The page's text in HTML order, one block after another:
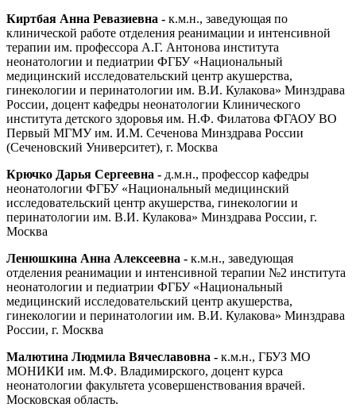
Киртбая Анна Ревазиевна - к.м.н., заведующая по
клинической работе отделения реанимации и интенсивной
терапии им. профессора А.Г. Антонова института
неонатологии и педиатрии ФГБУ «Национальный
медицинский исследовательский центр акушерства,
гинекологии и перинатологии им. В.И. Кулакова» Минздрава
России, доцент кафедры неонатологии Клинического
института детского здоровья им. Н.Ф. Филатова ФГАОУ ВО
Первый МГМУ им. И.М. Сеченова Минздрава России
(Сеченовский Университет), г. Москва
Крючко Дарья Сергеевна - д.м.н., профессор кафедры
неонатологии ФГБУ «Национальный медицинский
исследовательский центр акушерства, гинекологии и
перинатологии им. В.И. Кулакова» Минздрава России, г.
Москва
Ленюшкина Анна Алексеевна - к.м.н., заведующая
отделения реанимации и интенсивной терапии №2 института
неонатологии и педиатрии ФГБУ «Национальный
медицинский исследовательский центр акушерства,
гинекологии и перинатологии им. В.И. Кулакова» Минздрава
России, г. Москва
Малютина Людмила Вячеславовна - к.м.н., ГБУЗ МО
МОНИКИ им. М.Ф. Владимирского, доцент курса
неонатологии факультета усовершенствования врачей.
Московская область.